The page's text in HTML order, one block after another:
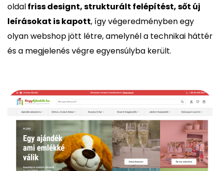
oldalfriss designt, strukturált felépítést, sőt új
leírásokat is kapott, így végeredményben egy
olyan webshop jött létre, amelynél a technikai háttér
és a megjelenés végre egyensúlyba került.